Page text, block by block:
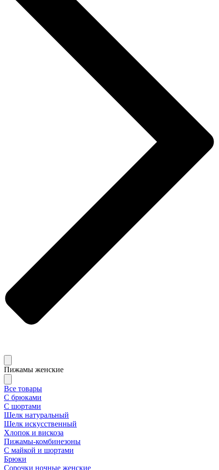
Пижамы женские
Все товары
С брюками
С шортами
Шелк натуральный
Шелк искусственный
Хлопок и вискоза
Пижамы-комбинезоны
С майкой и шортами
Брюки
Сорочки ночные женские